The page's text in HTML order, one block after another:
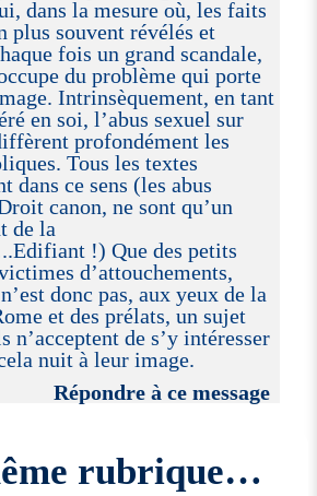
dans la mesure où, les faits
plus souvent révélés et
fois un grand scandale,
du problème qui porte
Intrinsèquement, en tant
en soi, l’abus sexuel sur
profondément les
Tous les textes
dans ce sens (les abus
canon, ne sont qu’un
de la
!) Que des petits
d’attouchements,
donc pas, aux yeux de la
et des prélats, un sujet
n’acceptent de s’y intéresser
nuit à leur image.
Répondre à ce message
rubrique…